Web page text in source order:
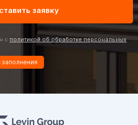
с политикой об обработке персональных